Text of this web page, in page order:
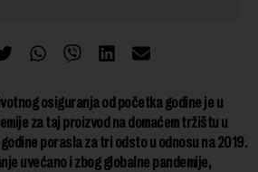
osiguranja od početka godine je u
za taj proizvod na domaćem tržištu u
porasla za tri odsto u odnosu na 2019.
uvećano i zbog globalne pandemije,